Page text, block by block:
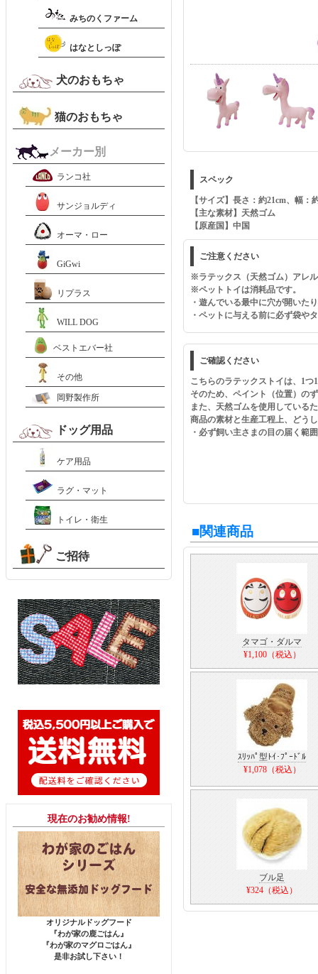
スペック
【サイズ】長さ：約21cm、幅：
【主な素材】天然ゴム
【原産国】中国
ご注意ください
※ラテックス（天然ゴム）アレ
※ペットトイは消耗品です。
・遊んでいる最中に穴が開いた
・ペットに与える前に必ず袋や
ご確認ください
こちらのラテックストイは、1
そのため、ペイント（位置）の
また、天然ゴムを使用している
商品の素材と生産工程上、どう
・必ず飼い主さまの目の届く範
■関連商品
タマゴ・ダルマ
¥1,100（税込）
ｽﾘｯﾊﾟ型ﾄｲ･ﾌﾟｰﾄﾞﾙ
¥1,078（税込）
ブル足
¥324（税込）
みちのくファーム
はなとしっぽ
犬のおもちゃ
猫のおもちゃ
メーカー別
ランコ社
サンジョルディ
オーマ・ロー
GiGwi
リプラス
WILL DOG
ベストエバー社
その他
岡野製作所
ドッグ用品
ケア用品
ラグ・マット
トイレ・衛生
ご招待
現在のお勧め情報!
オリジナルドッグフード
『わが家の鹿ごはん』
『わが家のマグロごはん』
是非お試し下さい！